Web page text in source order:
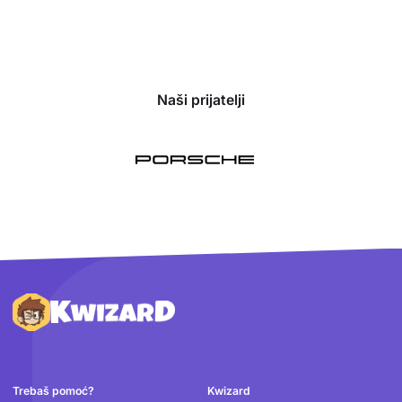
Naši prijatelji
Podnožje
Trebaš pomoć? Kwizard